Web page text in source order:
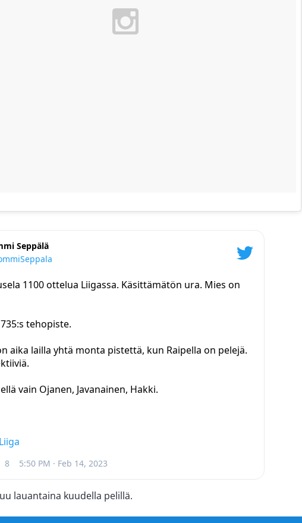
Seppälä
1100 ottelua Liigassa. Käsittämätön ura. Mies on
tehopiste.
aika lailla yhtä monta pistettä, kun Raipella on pelejä.
vain Ojanen, Javanainen, Hakki.
8 5:50 PM · Feb 14, 2023
lauantaina kuudella pelillä.